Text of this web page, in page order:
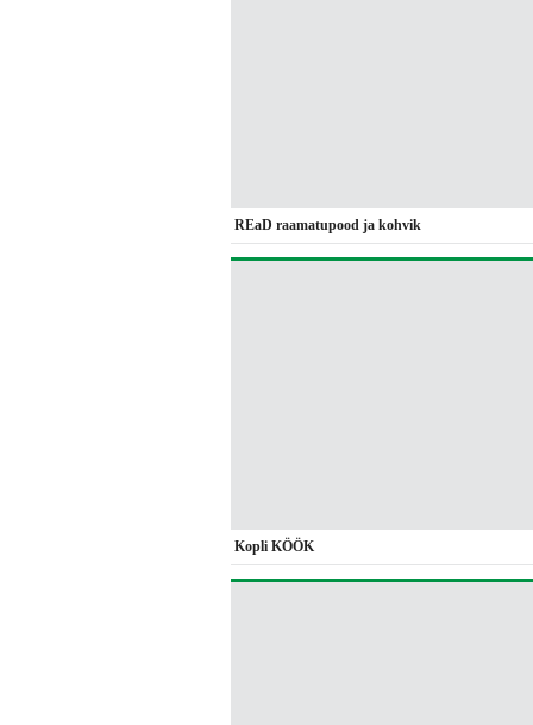
REaD raamatupood ja kohvik
Kopli KÖÖK